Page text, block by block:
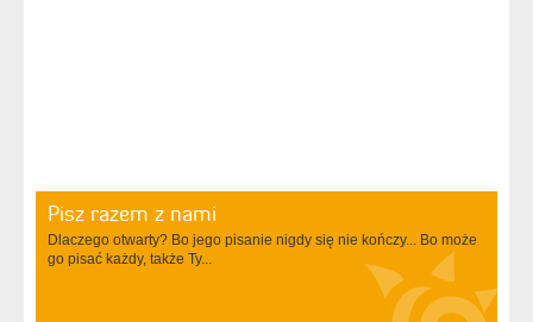
Pisz razem z nami
Dlaczego otwarty? Bo jego pisanie nigdy się nie kończy... Bo może
go pisać każdy, także Ty...